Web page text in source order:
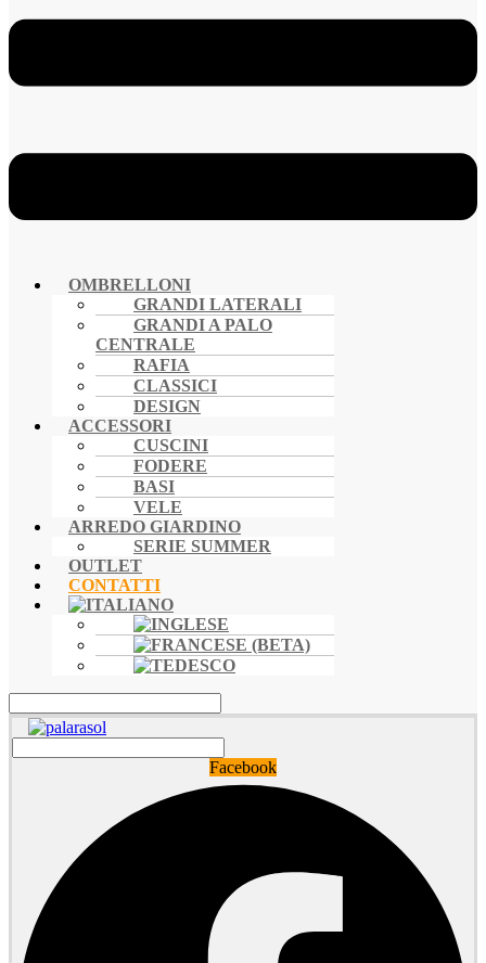
OMBRELLONI
GRANDI LATERALI
GRANDI A PALO
CENTRALE
RAFIA
CLASSICI
DESIGN
ACCESSORI
CUSCINI
FODERE
BASI
VELE
ARREDO GIARDINO
SERIE SUMMER
OUTLET
CONTATTI
Facebook